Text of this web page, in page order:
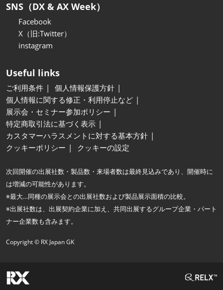
SNS（DX & AX Week）
Facebook
X（旧:Twitter）
instagram
Useful links
ご利用条件
個人情報保護方針
個人情報に関する修正・利用停止など
展示会・セミナー参加ポリシー
特定商取引法に基づく表示
カスタマーハラスメントに対する基本方針
クッキーポリシー
クッキーの設定
次回開催の出展社数・製品数・来場者数は最終見込みであり、開催時に
は増減の可能性があります。
※最大…同種の展示会との出展社数および製品展示面積の比較。
※出展社数は、出展契約企業に加え、共同出展するグループ企業・パート
ナー企業数も含みます。
Copyright © RX Japan GK